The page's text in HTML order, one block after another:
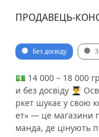
ПРОДАВЕЦЬ-
Без досвіду
💵 14 000 – 18 000
и без досвіду 👨‍🎓
ркет шукає у свою
ет» — це магазини
манда, де цінують